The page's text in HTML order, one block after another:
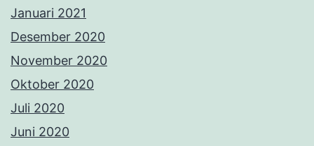
Januari 2021
Desember 2020
November 2020
Oktober 2020
Juli 2020
Juni 2020